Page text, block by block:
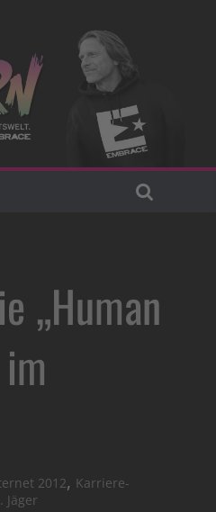
„Human
2012, Karriere-
Jäger